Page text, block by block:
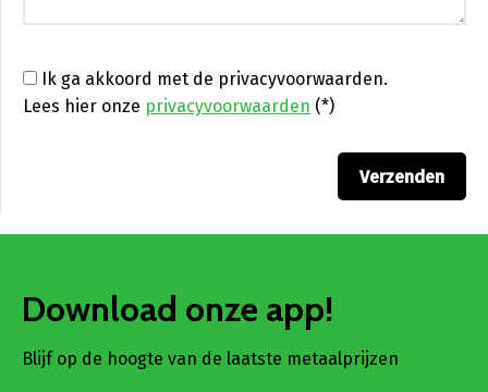
Ik ga akkoord met de privacyvoorwaarden.
Lees hier onze privacyvoorwaarden (*)
Download onze app!
Blijf op de hoogte van de laatste metaalprijzen